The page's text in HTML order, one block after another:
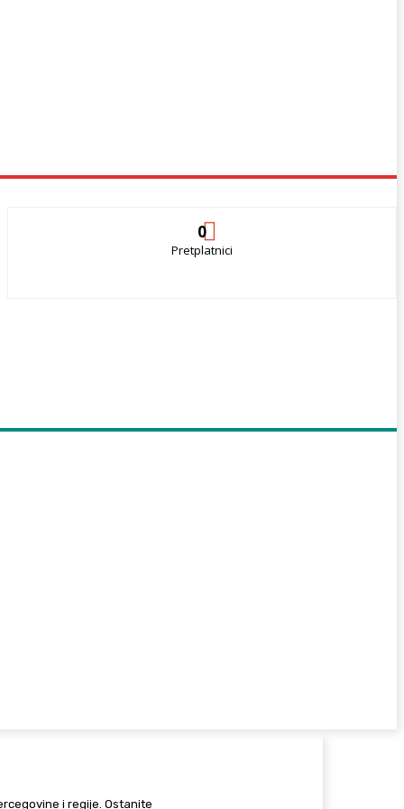
0
Pretplatnici
i regije. Ostanite